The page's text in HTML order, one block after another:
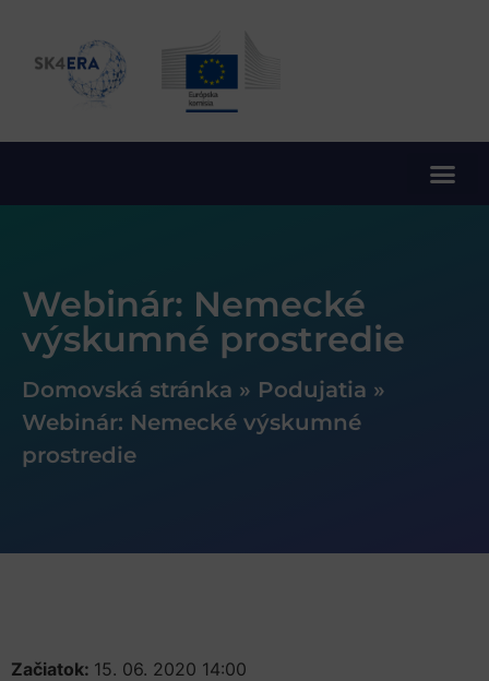
Webinár: Nemecké
výskumné prostredie
Domovská stránka » Podujatia »
Webinár: Nemecké výskumné
prostredie
Začiatok: 15. 06. 2020 14:00